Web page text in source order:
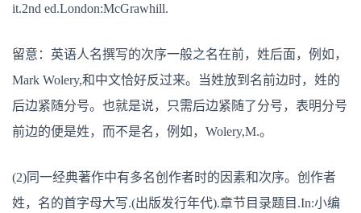
it.2nd ed.London:McGrawhill.
留意：英语人名撰写的次序一般之名在前，姓后面，例如，
Mark Wolery,和中文恰好反过来。当姓放到名前边时，姓的
后边紧随分号。也就是说，只需后边紧随了分号，表明分号
前边的便是姓，而不是名，例如，Wolery,M.。
(2)同一经典著作中有多名创作者时的因素和次序。创作者
姓，名的首字母大写.(出版发行年代).章节目录题目.In:小编